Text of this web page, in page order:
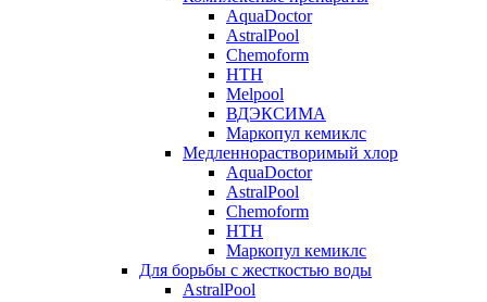
AquaDoctor
AstralPool
Chemoform
HTH
Melpool
ВДЭКСИМА
Маркопул кемиклс
Медленнорастворимый хлор
AquaDoctor
AstralPool
Chemoform
HTH
Маркопул кемиклс
Для борьбы с жесткостью воды
AstralPool